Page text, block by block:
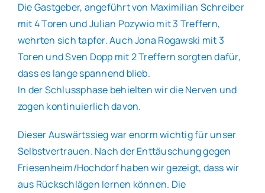
Die Gastgeber, angeführt von Maximilian Schreiber
mit 4 Toren und Julian Pozywio mit 3 Treffern,
wehrten sich tapfer. Auch Jona Rogawski mit 3
Toren und Sven Dopp mit 2 Treffern sorgten dafür,
dass es lange spannend blieb.
In der Schlussphase behielten wir die Nerven und
zogen kontinuierlich davon.
Dieser Auswärtssieg war enorm wichtig für unser
Selbstvertrauen. Nach der Enttäuschung gegen
Friesenheim/Hochdorf haben wir gezeigt, dass wir
aus Rückschlägen lernen können. Die